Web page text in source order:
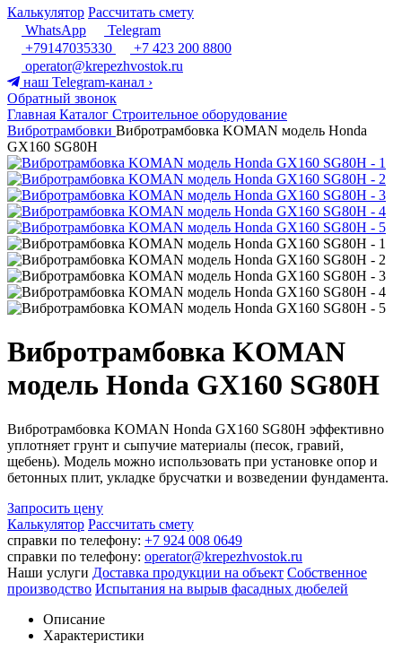
Калькулятор Рассчитать смету
WhatsApp
Telegram
+79147035330
+7 423 200 8800
operator@krepezhvostok.ru
наш Telegram-канал ›
Обратный звонок
Главная Каталог Строительное оборудование
Вибротрамбовки Вибротрамбовка KOMAN модель Honda
GX160 SG80H
Вибротрамбовка KOMAN
модель Honda GX160 SG80H
Вибротрамбовка KOMAN Honda GX160 SG80H эффективно
уплотняет грунт и сыпучие материалы (песок, гравий,
щебень). Модель можно использовать при установке опор и
бетонных плит, укладке брусчатки и возведении фундамента.
Запросить цену
Калькулятор Рассчитать смету
справки по телефону: +7 924 008 0649
справки по телефону: operator@krepezhvostok.ru
Наши услуги Доставка продукции на объект Собственное
производство Испытания на вырыв фасадных дюбелей
Описание
Характеристики